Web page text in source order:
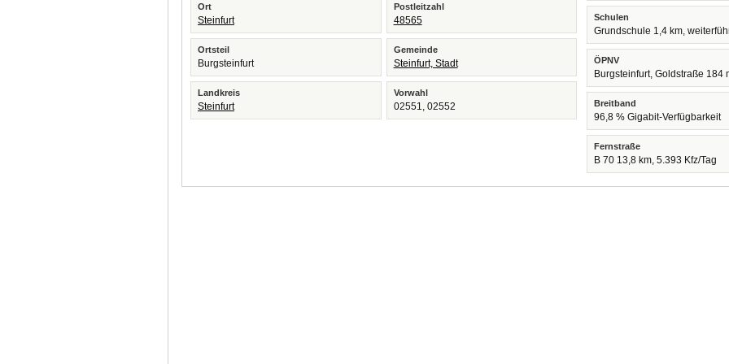
Ort
Steinfurt
Postleitzahl
48565
Ortsteil
Burgsteinfurt
Gemeinde
Steinfurt, Stadt
Landkreis
Steinfurt
Vorwahl
02551, 02552
Schulen
Grundschule 1,4 km,
ÖPNV
Burgsteinfurt, Goldstraße 184
Breitband
96,8 % Gigabit-Verfügbarkeit
Fernstraße
B 70 13,8 km, 5.393 Kfz/Tag